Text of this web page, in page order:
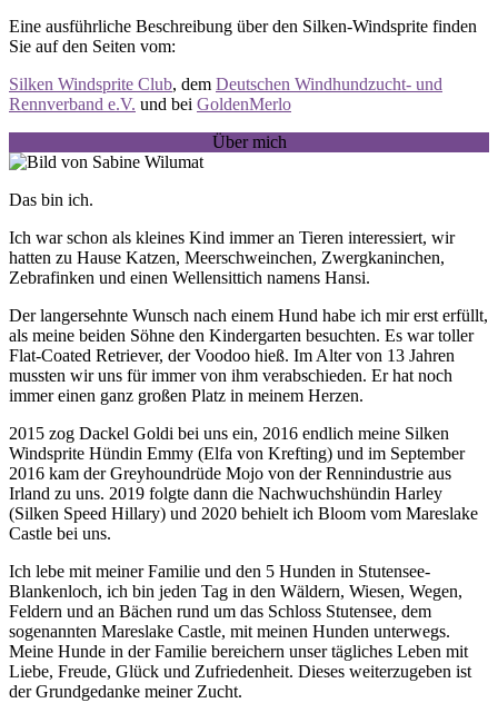
Eine ausführliche Beschreibung über den Silken-Windsprite finden
Sie auf den Seiten vom:
Silken Windsprite Club, dem Deutschen Windhundzucht- und
Rennverband e.V. und bei GoldenMerlo
Über mich
Das bin ich.
Ich war schon als kleines Kind immer an Tieren interessiert, wir
hatten zu Hause Katzen, Meerschweinchen, Zwergkaninchen,
Zebrafinken und einen Wellensittich namens Hansi.
Der langersehnte Wunsch nach einem Hund habe ich mir erst erfüllt,
als meine beiden Söhne den Kindergarten besuchten. Es war toller
Flat-Coated Retriever, der Voodoo hieß. Im Alter von 13 Jahren
mussten wir uns für immer von ihm verabschieden. Er hat noch
immer einen ganz großen Platz in meinem Herzen.
2015 zog Dackel Goldi bei uns ein, 2016 endlich meine Silken
Windsprite Hündin Emmy (Elfa von Krefting) und im September
2016 kam der Greyhoundrüde Mojo von der Rennindustrie aus
Irland zu uns. 2019 folgte dann die Nachwuchshündin Harley
(Silken Speed Hillary) und 2020 behielt ich Bloom vom Mareslake
Castle bei uns.
Ich lebe mit meiner Familie und den 5 Hunden in Stutensee-
Blankenloch, ich bin jeden Tag in den Wäldern, Wiesen, Wegen,
Feldern und an Bächen rund um das Schloss Stutensee, dem
sogenannten Mareslake Castle, mit meinen Hunden unterwegs.
Meine Hunde in der Familie bereichern unser tägliches Leben mit
Liebe, Freude, Glück und Zufriedenheit. Dieses weiterzugeben ist
der Grundgedanke meiner Zucht.